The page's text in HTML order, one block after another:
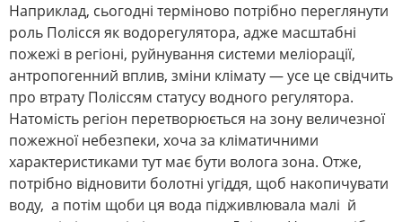
Наприклад, сьогодні терміново потрібно переглянути
роль Полісся як водорегулятора, адже масштабні
пожежі в регіоні, руйнування системи меліорації,
антропогенний вплив, зміни клімату ― усе це свідчить
про втрату Поліссям статусу водного регулятора.
Натомість регіон перетворюється на зону величезної
пожежної небезпеки, хоча за кліматичними
характеристиками тут має бути волога зона. Отже,
потрібно відновити болотні угіддя, щоб накопичувати
воду, а потім щоби ця вода підживлювала малі й